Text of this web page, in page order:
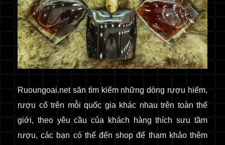
Ruoungoai.net săn tìm kiếm những dòng rượu hiếm,
rượu cổtrên mỗi quốc gia khác nhau trên toàn thế
giới, theo yêu cầu của khách hàng thích sưu tầm
rượu, các bạn có thể đến shop để tham khảo thêm